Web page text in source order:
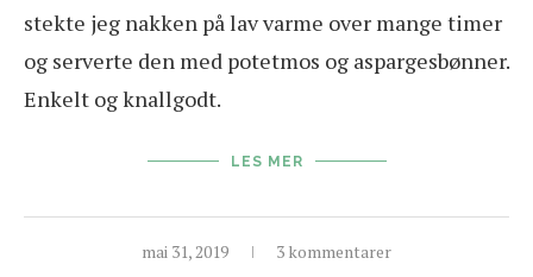
stekte jeg nakken på lav varme over mange timer
og serverte den med potetmos og aspargesbønner.
Enkelt og knallgodt.
LES MER
mai 31, 2019 3 kommentarer